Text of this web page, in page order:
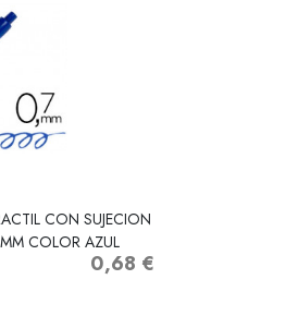
CON SUJECION
COLOR AZUL
Precio
0,68 €